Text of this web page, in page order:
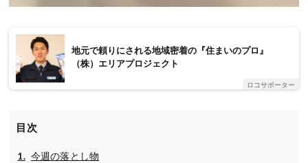
地元で頼りにされる地域密着の『住まいのプロ』
（株）エリアプロジェクト
ロコサポーター
目次
今週の落とし物